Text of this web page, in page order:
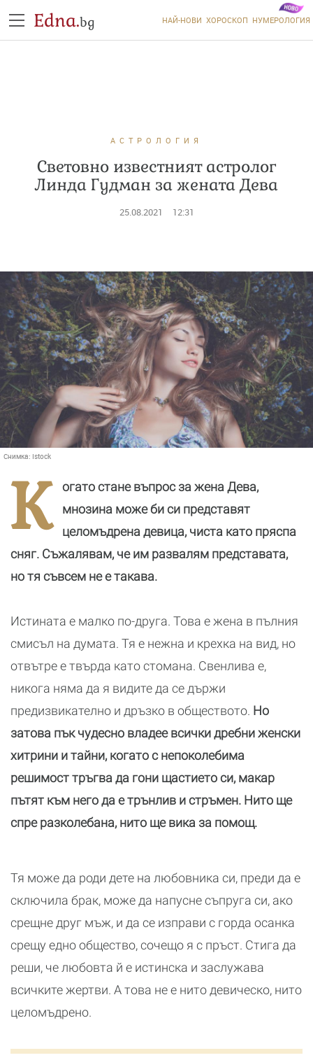
Edna.bg НАЙ-НОВИ ХОРОСКОП НУМЕРОЛОГИЯ
АСТРОЛОГИЯ
Световно известният астролог
Линда Гудман за жената Дева
25.08.2021 12:31
Снимка: Istock
К
огато стане въпрос за жена Дева,
мнозина може би си представят
целомъдрена девица, чиста като пряспа
сняг. Съжалявам, че им развалям представата,
но тя съвсем не е такава.
Истината е малко по-друга. Това е жена в пълния
смисъл на думата. Тя е нежна и крехка на вид, но
отвътре е твърда като стомана. Свенлива е,
никога няма да я видите да се държи
предизвикателно и дръзко в обществото. Но
затова пък чудесно владее всички дребни женски
хитрини и тайни, когато с непоколебима
решимост тръгва да гони щастието си, макар
пътят към него да е трънлив и стръмен. Нито ще
спре разколебана, нито ще вика за помощ.
Тя може да роди дете на любовника си, преди да е
сключила брак, може да напусне съпруга си, ако
срещне друг мъж, и да се изправи с горда осанка
срещу едно общество, сочещо я с пръст. Стига да
реши, че любовта й е истинска и заслужава
всичките жертви. А това не е нито девическо, нито
целомъдрено.